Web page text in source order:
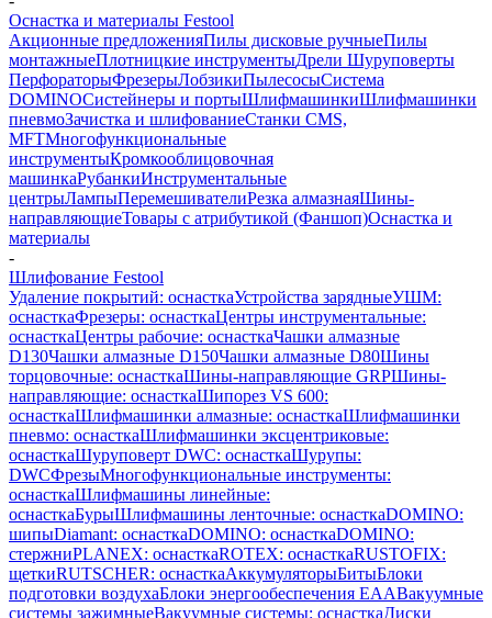
Оснастка и материалы Festool
Акционные предложенияПилы дисковые ручныеПилы
монтажныеПлотницкие инструментыДрели Шуруповерты
ПерфораторыФрезерыЛобзикиПылесосыСистема
DOMINOСистейнеры и портыШлифмашинкиШлифмашинки
пневмоЗачистка и шлифованиеСтанки CMS,
MFTМногофункциональные
инструментыКромкооблицовочная
машинкаРубанкиИнструментальные
центрыЛампыПеремешивателиРезка алмазнаяШины-
направляющиеТовары с атрибутикой (Фаншоп)Оснастка и
материалы
-
Шлифование Festool
Удаление покрытий: оснасткаУстройства зарядныеУШМ:
оснасткаФрезеры: оснасткаЦентры инструментальные:
оснасткаЦентры рабочие: оснасткаЧашки алмазные
D130Чашки алмазные D150Чашки алмазные D80Шины
торцовочные: оснасткаШины-направляющие GRPШины-
направляющие: оснасткаШипорез VS 600:
оснасткаШлифмашинки алмазные: оснасткаШлифмашинки
пневмо: оснасткаШлифмашинки эксцентриковые:
оснасткаШуруповерт DWC: оснасткаШурупы:
DWCФрезыМногофункциональные инструменты:
оснасткаШлифмашины линейные:
оснасткаБурыШлифмашины ленточные: оснасткаDOMINO:
шипыDiamant: оснасткаDOMINO: оснасткаDOMINO:
стержниPLANEX: оснасткаROTEX: оснасткаRUSTOFIX:
щеткиRUTSCHER: оснасткаАккумуляторыБитыБлоки
подготовки воздухаБлоки энергообеспечения EAAВакуумные
системы зажимныеВакуумные системы: оснасткаДиски